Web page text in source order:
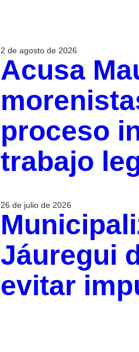
2 de agosto de 2026
Acusa
proceso
trabajo
26 de julio de 2026
Jáuregui
evitar